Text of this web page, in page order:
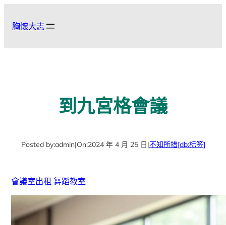
胸懷大志
到九宮格會議
Posted by:admin|On:2024 年 4 月 25 日|不知所措[db:标签]
會議室出租 舞蹈教室